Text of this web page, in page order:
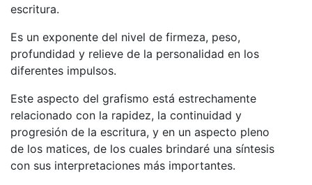
escritura.
Es un exponente del nivel de firmeza, peso,
profundidad y relieve de la personalidad en los
diferentes impulsos.
Este aspecto del grafismo está estrechamente
relacionado con la rapidez, la continuidad y
progresión de la escritura, y en un aspecto pleno
de los matices, de los cuales brindaré una síntesis
con sus interpretaciones más importantes.